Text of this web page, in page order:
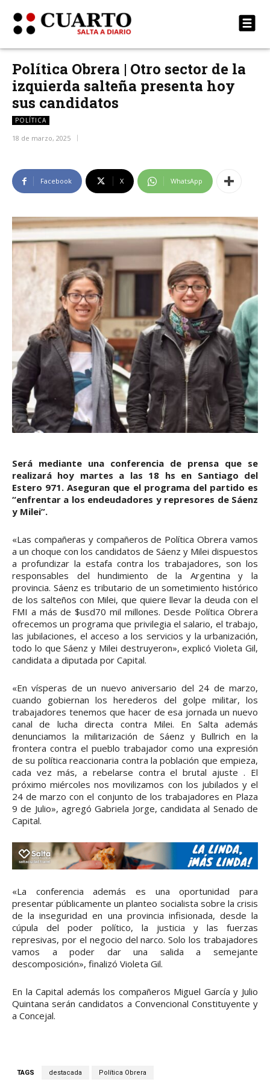
Política Obrera | Otro sector de la
izquierda salteña presenta hoy
sus candidatos
POLÍTICA
18 de marzo, 2025
Facebook X WhatsApp
Será mediante una conferencia de prensa que se
realizará hoy martes a las 18 hs en Santiago del
Estero 971. Aseguran que el programa del partido es
“enfrentar a los endeudadores y represores de Sáenz
y Milei”.
«Las compañeras y compañeros de Política Obrera vamos
a un choque con los candidatos de Sáenz y Milei dispuestos
a profundizar la estafa contra los trabajadores, son los
responsables del hundimiento de la Argentina y la
provincia. Sáenz es tributario de un sometimiento histórico
de los salteños con Milei, que quiere llevar la deuda con el
FMI a más de $usd70 mil millones. Desde Política Obrera
ofrecemos un programa que privilegia el salario, el trabajo,
las jubilaciones, el acceso a los servicios y la urbanización,
todo lo que Sáenz y Milei destruyeron», explicó Violeta Gil,
candidata a diputada por Capital.
«En vísperas de un nuevo aniversario del 24 de marzo,
cuando gobiernan los herederos del golpe militar, los
trabajadores tenemos que hacer de esa jornada un nuevo
canal de lucha directa contra Milei. En Salta además
denunciamos la militarización de Sáenz y Bullrich en la
frontera contra el pueblo trabajador como una expresión
de su política reaccionaria contra la población que empieza,
cada vez más, a rebelarse contra el brutal ajuste . El
próximo miércoles nos movilizamos con los jubilados y el
24 de marzo con el conjunto de los trabajadores en Plaza
9 de Julio», agregó Gabriela Jorge, candidata al Senado de
Capital.
«La conferencia además es una oportunidad para
presentar públicamente un planteo socialista sobre la crisis
de la inseguridad en una provincia infisionada, desde la
cúpula del poder político, la justicia y las fuerzas
represivas, por el negocio del narco. Solo los trabajadores
vamos a poder dar una salida a semejante
descomposición», finalizó Violeta Gil.
En la Capital además los compañeros Miguel García y Julio
Quintana serán candidatos a Convencional Constituyente y
a Concejal.
TAGS destacada Política Obrera